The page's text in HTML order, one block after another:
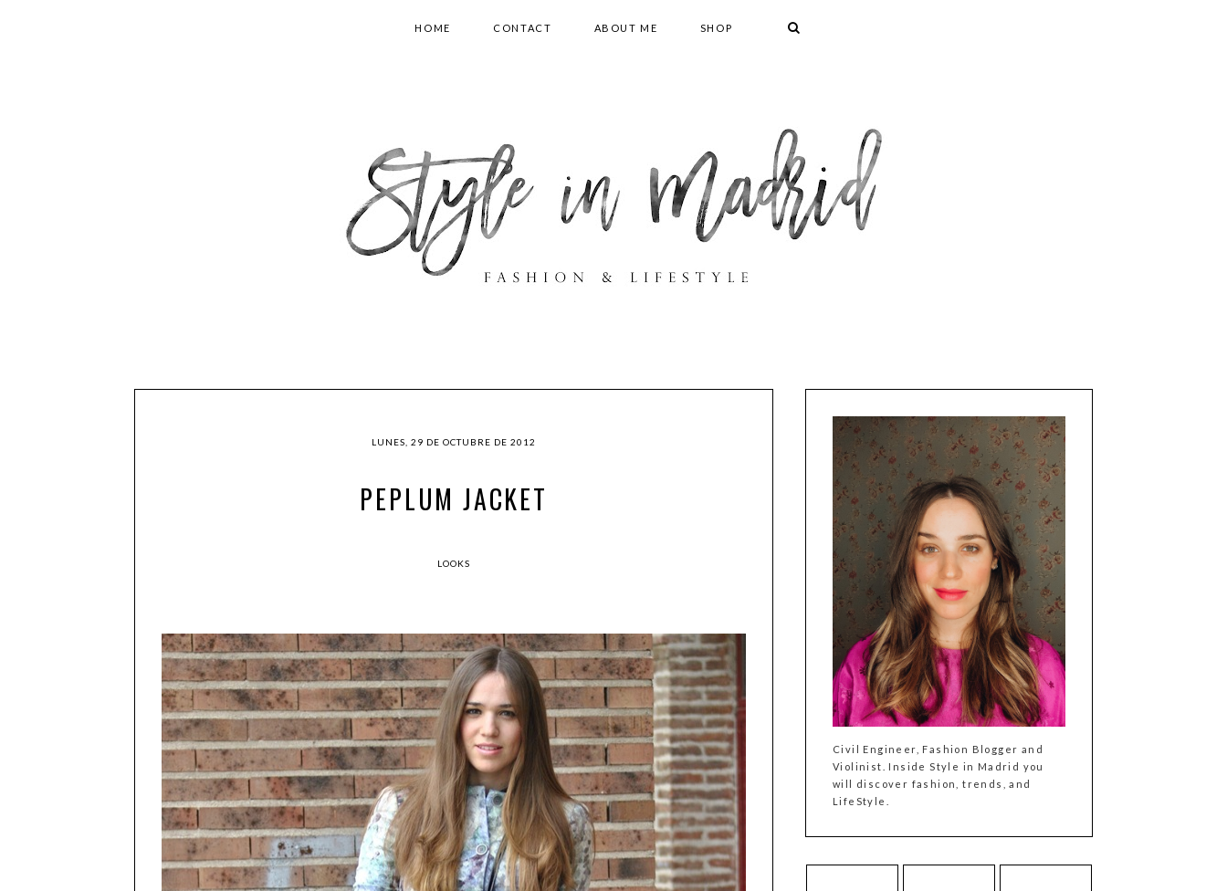
HOME CONTACT ABOUT ME SHOP
LUNES, 29 DE OCTUBRE DE 2012
PEPLUM JACKET
LOOKS
Civil Engineer, Fashion Blogger and
Violinist. Inside Style in Madrid you
will discover fashion, trends, and
LifeStyle.